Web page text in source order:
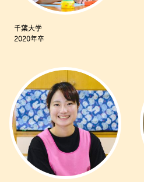
千葉大学
2020年卒